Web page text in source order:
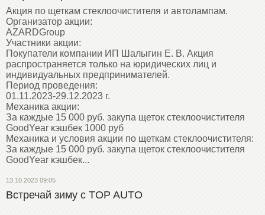
Акция по щеткам стеклоочистителя и автолампам.
Организатор акции:
AZARDGroup
Участники акции:
Покупатели компании ИП Шалыгин Е. В. Акция
распространяется только на юридических лиц и
индивидуальных предпринимателей.
Период проведения:
01.11.2023-29.12.2023 г.
Механика акции:
За каждые 15 000 руб. закупа щеток стеклоочистителя
GoodYear кэшбек 1000 руб
Механика и условия акции по щеткам стеклоочистителя:
За каждые 15 000 руб. закупа щеток стеклоочистителя
GoodYear кэшбек...
13.10.2023 09:05
Встречай зиму с TOP AUTO